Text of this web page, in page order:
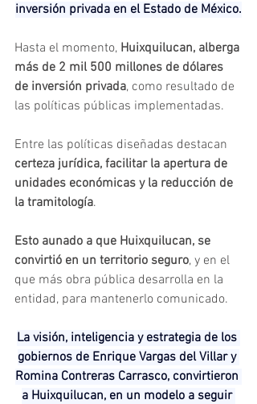
inversión privada en el Estado de México.
Hasta el momento, Huixquilucan, alberga
más de 2 mil 500 millones de dólares
de inversión privada, como resultado de
las políticas públicas implementadas.
Entre las políticas diseñadas destacan
certeza jurídica, facilitar la apertura de
unidades económicas y la reducción de
la tramitología.
Esto aunado a que Huixquilucan, se
convirtió en un territorio seguro, y en el
que más obra pública desarrolla en la
entidad, para mantenerlo comunicado.
La visión, inteligencia y estrategia de los
gobiernos de Enrique Vargas del Villar y
Romina Contreras Carrasco, convirtieron
a Huixquilucan, en un modelo a seguir